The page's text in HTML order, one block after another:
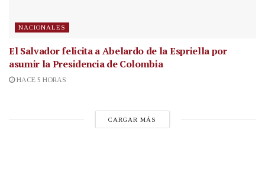
NACIONALES
El Salvador felicita a Abelardo de la Espriella por
asumir la Presidencia de Colombia
HACE 5 HORAS
CARGAR MÁS